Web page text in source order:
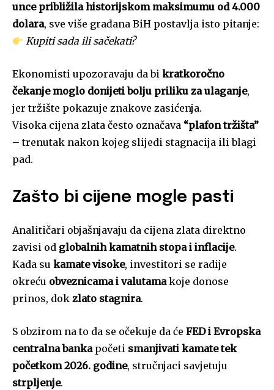
unce približila historijskom maksimumu od 4.000
dolara, sve više građana BiH postavlja isto pitanje:
Kupiti sada ili sačekati?
Ekonomisti upozoravaju da bi kratkoročno
čekanje moglo donijeti bolju priliku za ulaganje,
jer tržište pokazuje znakove zasićenja.
Visoka cijena zlata često označava “plafon tržišta”
– trenutak nakon kojeg slijedi stagnacija ili blagi
pad.
Zašto bi cijene mogle pasti
Analitičari objašnjavaju da cijena zlata direktno
zavisi od globalnih kamatnih stopa i inflacije.
Kada su kamate visoke, investitori se radije
okreću obveznicama i valutamakoje donose
prinos, dok zlato stagnira.
S obzirom na to da se očekuje da će FED i Evropska
centralna bankapočeti smanjivati kamate tek
početkom 2026. godine, stručnjaci savjetuju
strpljenje.